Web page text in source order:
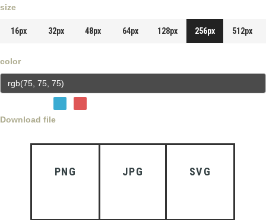
size
16px 32px 48px 64px 128px 256px 512px
color
Download file
PNG JPG SVG